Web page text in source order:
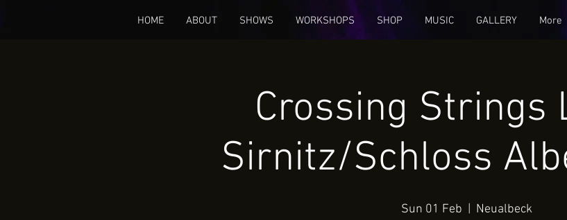
HOME ABOUT SHOWS WORKSHOPS SHOP MUSIC GALLERY More
Crossing Strings
Sirnitz/Schloss
Sun 01 Feb Neualbeck